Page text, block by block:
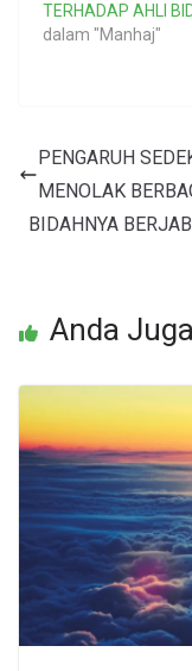
TERHADAP AHLI
dalam "Manhaj"
PENGARUH
MENOLAK
BIDAHNYA
Anda